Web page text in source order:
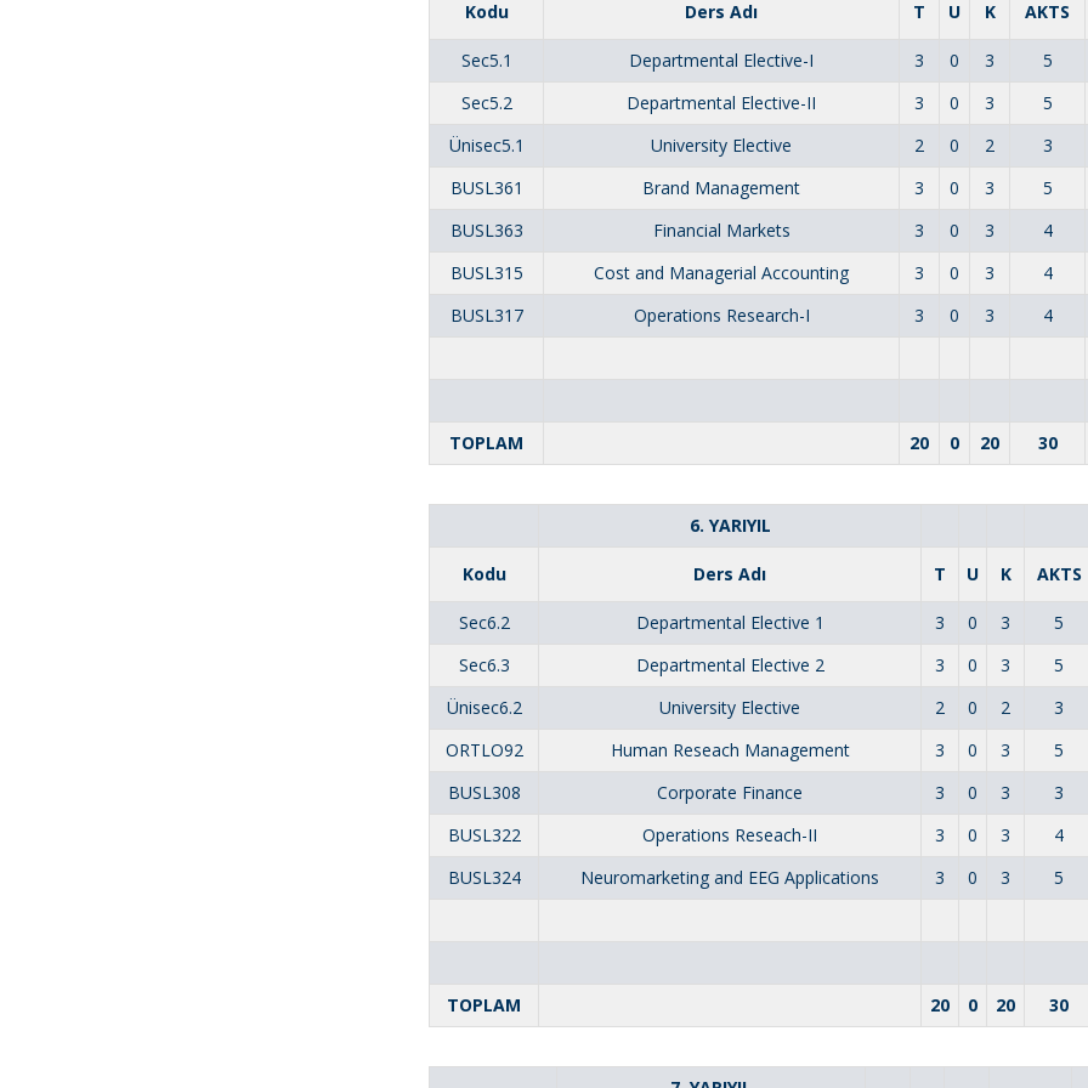
Kodu Ders Adı T U K AKTS
Sec5.1 Departmental Elective-I 3 0 3
5
Sec5.2
Departmental Elective-II 3 0 3
5
Ünisec5.1
University Elective 2 0 2
3
BUSL361
Brand Management 3 0 3
5
BUSL363
Financial Markets 3 0 3
4
BUSL315
Cost and Managerial Accounting 3 0 3
4
BUSL317
Operations Research-I 3 0 3 4
TOPLAM 20 0 20 30
6. YARIYIL
Kodu Ders Adı T U K AKTS
Sec6.2 Departmental Elective 1 3 0 3
5
Sec6.3
Departmental Elective 2 3 0 3
5
Ünisec6.2
University Elective 2 0 2
3
ORTLO92
Human Reseach Management 3 0 3
5
BUSL308
Corporate Finance 3 0 3
3
BUSL322
Operations Reseach-II 3 0 3
4
BUSL324
Neuromarketing and EEG Applications 3 0 3 5
TOPLAM 20 0 20 30